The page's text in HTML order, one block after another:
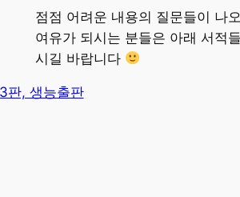
점점 어려운 내용의 질문들이 나
여유가 되시는 분들은 아래 서적
시길 바랍니다